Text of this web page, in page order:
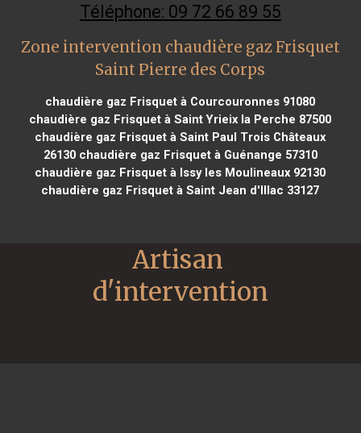
Téléphone: 09 72 66 89 55
Zone intervention chaudière gaz Frisquet
Saint Pierre des Corps
chaudière gaz Frisquet à Courcouronnes 91080
chaudière gaz Frisquet à Saint Yrieix la Perche 87500
chaudière gaz Frisquet à Saint Paul Trois Châteaux
26130chaudière gaz Frisquet à Guénange 57310
chaudière gaz Frisquet à Issy les Moulineaux 92130
chaudière gaz Frisquet à Saint Jean d'Illac 33127
Artisan
d'intervention